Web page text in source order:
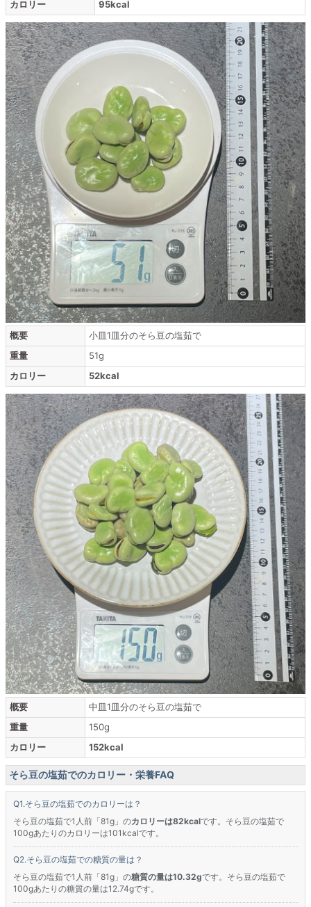
カロリー 95kcal
概要
小皿1皿分のそら豆の塩茹で
重量
51g
カロリー
52kcal
概要
中皿1皿分のそら豆の塩茹で
重量
150g
カロリー
152kcal
そら豆の塩茹でのカロリー・栄養FAQ
そら豆の塩茹でのカロリーは？
そら豆の塩茹で1人前「81g」のカロリーは82kcalです。そら豆の塩茹で
100gあたりのカロリーは101kcalです。
そら豆の塩茹での糖質の量は？
そら豆の塩茹で1人前「81g」の糖質の量は10.32gです。そら豆の塩茹で
100gあたりの糖質の量は12.74gです。